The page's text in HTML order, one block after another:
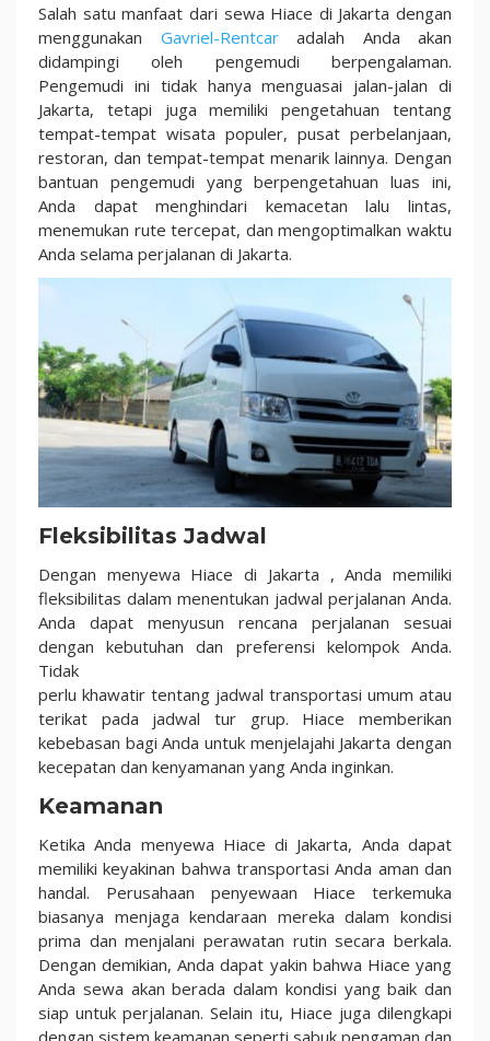
Salah satu manfaat dari sewa Hiace di Jakarta dengan
menggunakan Gavriel-Rentcaradalah Anda akan
didampingi oleh pengemudi berpengalaman.
Pengemudi ini tidak hanya menguasai jalan-jalan di
Jakarta, tetapi juga memiliki pengetahuan tentang
tempat-tempat wisata populer, pusat perbelanjaan,
restoran, dan tempat-tempat menarik lainnya. Dengan
bantuan pengemudi yang berpengetahuan luas ini,
Anda dapat menghindari kemacetan lalu lintas,
menemukan rute tercepat, dan mengoptimalkan waktu
Anda selama perjalanan di Jakarta.
Fleksibilitas Jadwal
Dengan menyewa Hiace di Jakarta , Anda memiliki
fleksibilitas dalam menentukan jadwal perjalanan Anda.
Anda dapat menyusun rencana perjalanan sesuai
dengan kebutuhan dan preferensi kelompok Anda.
Tidak
perlu khawatir tentang jadwal transportasi umum atau
terikat pada jadwal tur grup. Hiace memberikan
kebebasan bagi Anda untuk menjelajahi Jakarta dengan
kecepatan dan kenyamanan yang Anda inginkan.
Keamanan
Ketika Anda menyewa Hiace di Jakarta, Anda dapat
memiliki keyakinan bahwa transportasi Anda aman dan
handal. Perusahaan penyewaan Hiace terkemuka
biasanya menjaga kendaraan mereka dalam kondisi
prima dan menjalani perawatan rutin secara berkala.
Dengan demikian, Anda dapat yakin bahwa Hiace yang
Anda sewa akan berada dalam kondisi yang baik dan
siap untuk perjalanan. Selain itu, Hiace juga dilengkapi
dengan sistem keamanan seperti sabuk pengaman dan